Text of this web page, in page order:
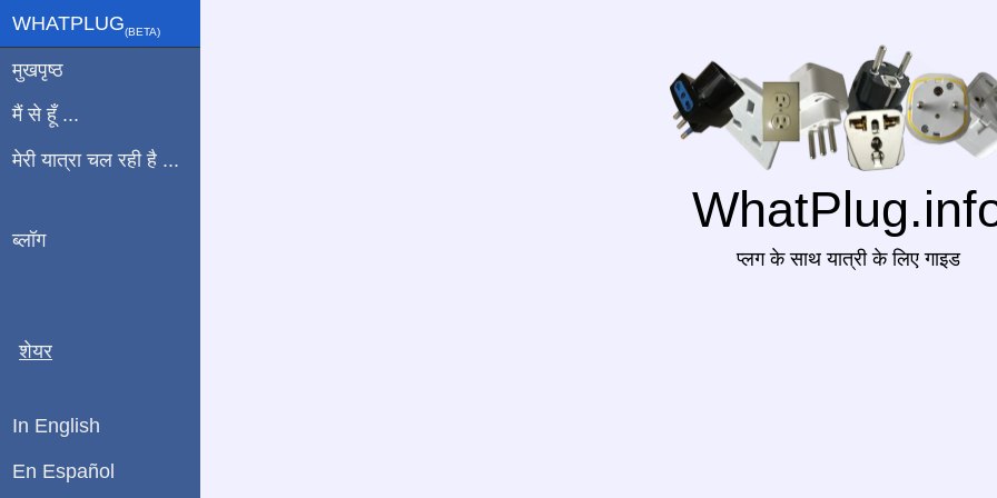
प्लग के साथ यात्री के लिए गाइड
WHATPLUG(ΒETA)
मुखपृष्ठ
मैं से हूँ ...
मेरी यात्रा चल रही है ...
ब्लॉग
शेयर
In English
En Español